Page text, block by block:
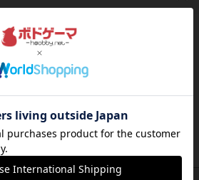
ー ウヴェ・ローゼンベルク